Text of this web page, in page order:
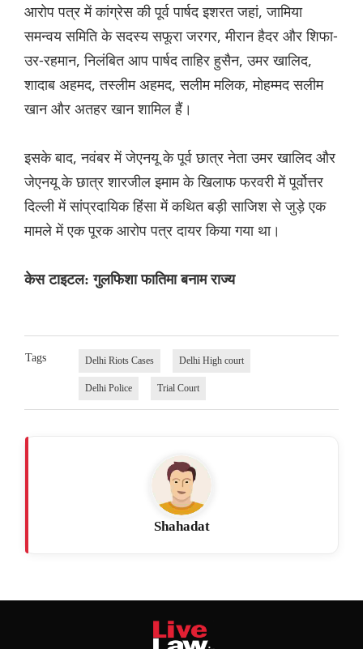
आरोप पत्र में कांग्रेस की पूर्व पार्षद इशरत जहां, जामिया
समन्वय समिति के सदस्य सफूरा जरगर, मीरान हैदर और शिफा-
उर-रहमान, निलंबित आप पार्षद ताहिर हुसैन, उमर खालिद,
शादाब अहमद, तस्लीम अहमद, सलीम मलिक, मोहम्मद सलीम
खान और अतहर खान शामिल हैं।
इसके बाद, नवंबर में जेएनयू के पूर्व छात्र नेता उमर खालिद और
जेएनयू के छात्र शारजील इमाम के खिलाफ फरवरी में पूर्वोत्तर
दिल्ली में सांप्रदायिक हिंसा में कथित बड़ी साजिश से जुड़े एक
मामले में एक पूरक आरोप पत्र दायर किया गया था।
केस टाइटल: गुलफिशा फातिमा बनाम राज्य
Tags Delhi Riots Cases Delhi High court
Delhi Police Trial Court
Shahadat